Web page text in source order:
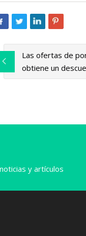
Las ofertas de
obtiene un
y artículos